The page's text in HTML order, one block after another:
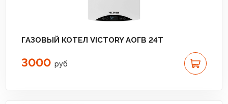
ГАЗОВЫЙ КОТЕЛ VICTORY АОГВ 24T
3000 руб